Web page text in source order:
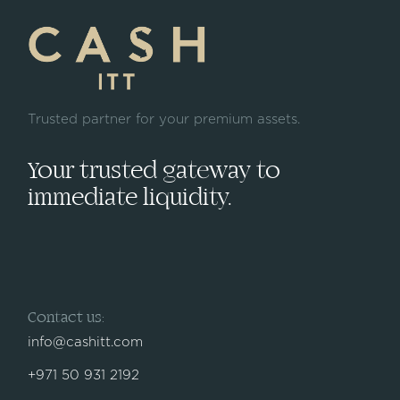
Trusted partner for your premium assets.
Your trusted gateway to
immediate liquidity.
Contact us:
info@cashitt.com
+971 50 931 2192